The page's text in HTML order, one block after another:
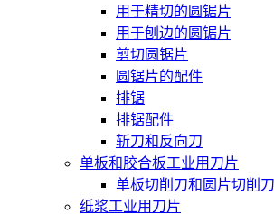
用于精切的圆锯片
用于刨边的圆锯片
剪切圆锯片
圆锯片的配件
排锯
排锯配件
斩刀和反向刀
单板和胶合板工业用刀片
单板切削刀和圆片切削刀
纸浆工业用刀片